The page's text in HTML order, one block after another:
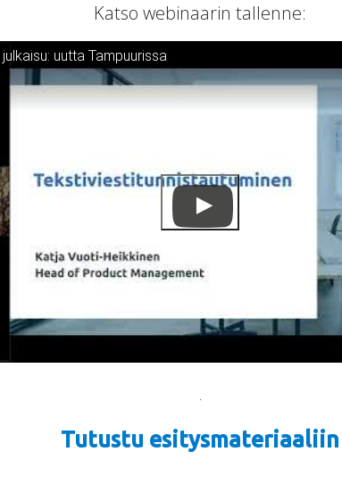
Katso webinaarin tallenne:
uutta Tampuurissa
.
Tutustu esitysmateriaaliin